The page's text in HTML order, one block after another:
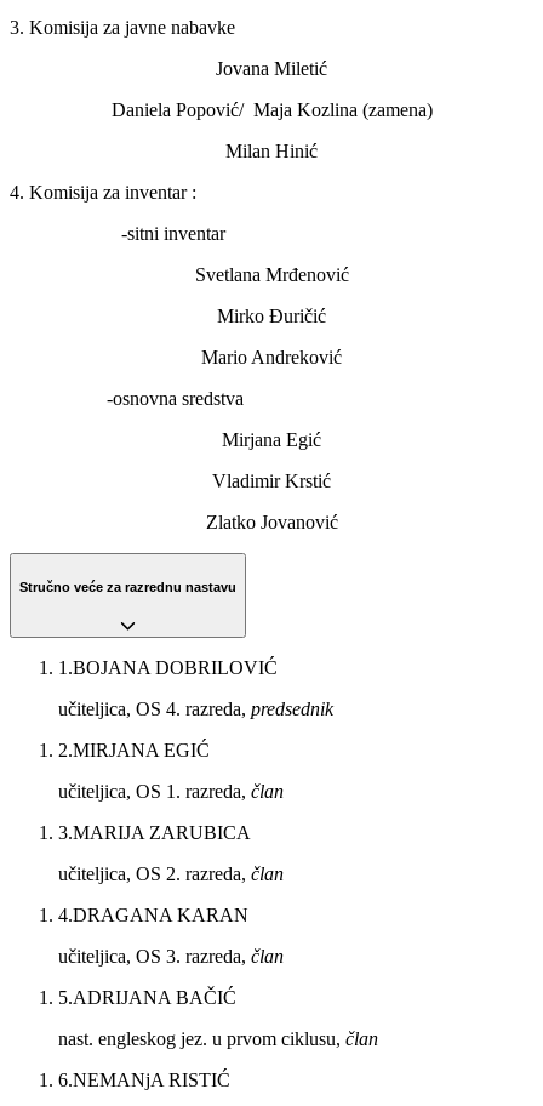
3. Komisija za javne nabavke
Jovana Miletić
Daniela Popović/ Maja Kozlina (zamena)
Milan Hinić
4. Komisija za inventar:
-sitni inventar
Svetlana Mrđenović
Mirko Đuričić
Mario Andreković
-osnovna sredstva
Mirjana Egić
Vladimir Krstić
Zlatko Jovanović
Stručno veće za razrednu nastavu
1 .BOJANA DOBRILOVIĆ
učiteljica, OS 4. razreda, predsednik
2.MIRJANA EGIĆ
učiteljica, OS 1. razreda, član
3.MARIJA ZARUBICA
učiteljica, OS 2. razreda, član
4.DRAGANA KARAN
učiteljica, OS 3. razreda, član
5.ADRIJANA BAČIĆ
nast. engleskog jez. u prvom ciklusu, član
6.NEMANjA RISTIĆ